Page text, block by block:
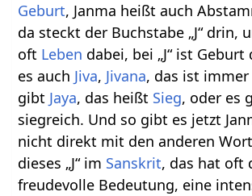
Geburt, Janma heißt auch
da steckt der Buchstabe „J“ drin,
oft Leben dabei, bei „J“ ist
es auch Jiva, Jivana, das ist immer
gibt Jaya, das heißt Sieg, oder es
siegreich. Und so gibt es jetzt
nicht direkt mit den anderen
dieses „J“ im Sanskrit, das hat oft
freudevolle Bedeutung, eine